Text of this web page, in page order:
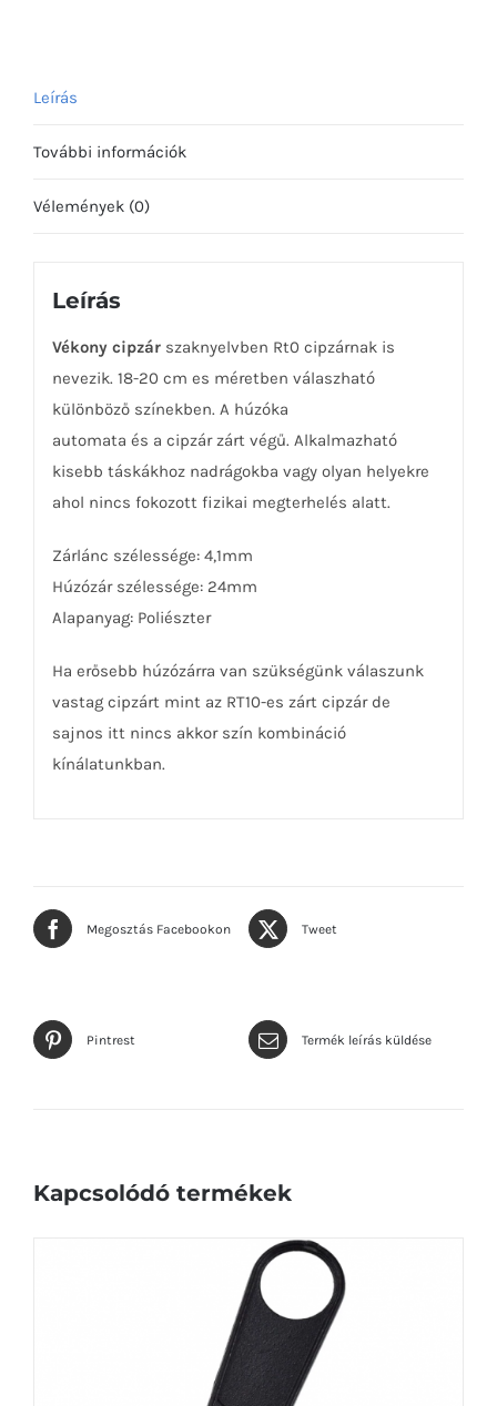
Leírás
További információk
Vélemények (0)
Leírás
Vékony cipzárszaknyelvben Rt0 cipzárnak is
nevezik. 18-20 cm es méretben válaszható
különböző színekben. A húzóka
automata és a cipzár zárt végű. Alkalmazható
kisebb táskákhoz nadrágokba vagy olyan helyekre
ahol nincs fokozott fizikai megterhelés alatt.
Zárlánc szélessége: 4,1mm
Húzózár szélessége: 24mm
Alapanyag: Poliészter
Ha erősebb húzózárra van szükségünk válaszunk
vastag cipzárt mint az RT10-es zárt cipzár de
sajnos itt nincs akkor szín kombináció
kínálatunkban.
Megosztás Facebookon Tweet
Pintrest Termék leírás küldése
Kapcsolódó termékek